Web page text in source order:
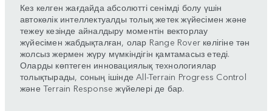
Кез келген жағдайда абсолютті сенімді болу үшін
автокөлік интеллектуалды толық жетек жүйесімен және
тежеу кезінде айналдыру моментін векторлау
жүйесімен жабдықталған, олар Range Rover көлігіне тән
жолсыз жермен жүру мүмкіндігін қамтамасыз етеді.
Оларды көптеген инновациялық технологиялар
толықтырады, соның ішінде All-Terrain Progress Control
және Terrain Response жүйелері де бар.